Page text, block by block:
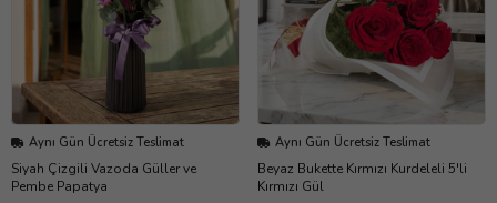
Aynı Gün Ücretsiz Teslimat
Siyah Çizgili Vazoda Güller ve
Pembe Papatya
Aynı Gün Ücretsiz Teslimat
Beyaz Bukette Kırmızı Kurdeleli 5'li
Kırmızı Gül